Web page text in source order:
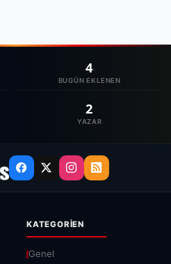
4
BUGÜN EKLENEN
2
YAZAR
KATEGORIEN
Genel